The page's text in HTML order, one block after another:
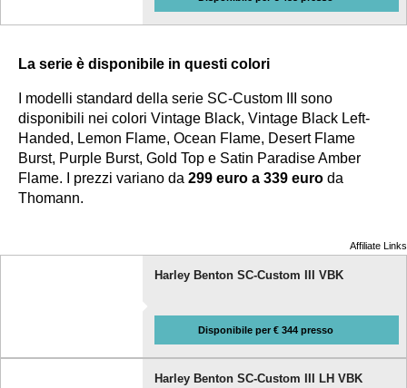
La serie è disponibile in questi colori
I modelli standard della serie SC-Custom III sono
disponibili nei colori Vintage Black, Vintage Black Left-
Handed, Lemon Flame, Ocean Flame, Desert Flame
Burst, Purple Burst, Gold Top e Satin Paradise Amber
Flame. I prezzi variano da 299 euro a 339 euro da
Thomann.
Affiliate Links
Harley Benton SC-Custom III VBK
Disponibile per € 344 presso
Harley Benton SC-Custom III LH VBK